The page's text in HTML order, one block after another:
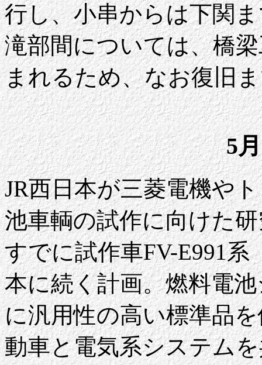
行し、小串からは下関
滝部間については、橋
まれるため、なお復旧
5
JR西日本が三菱電機や
池車輌の試作に向けた
すでに試作車FV-E991
本に続く計画。燃料電
に汎用性の高い標準品
動車と電気系システム